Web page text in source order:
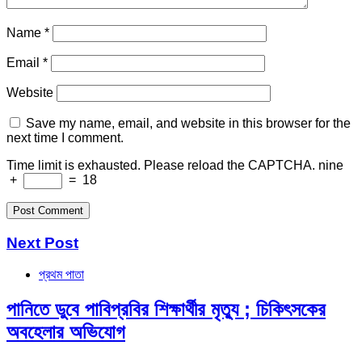
Name *
Email *
Website
Save my name, email, and website in this browser for the
next time I comment.
Time limit is exhausted. Please reload the CAPTCHA. nine
+
= 18
Next Post
প্রথম পাতা
পানিতে ডুবে পাবিপ্রবির শিক্ষার্থীর মৃত্যু ; চিকিৎসকের
অবহেলার অভিযোগ